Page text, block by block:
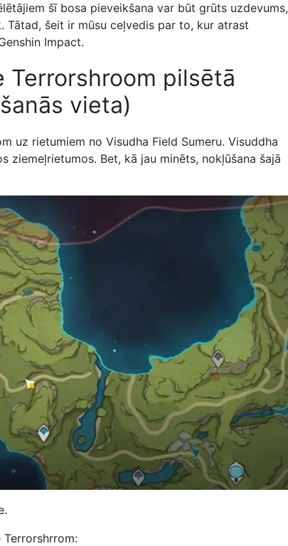
šī bosa pieveikšana var būt grūts uzdevums,
šeit ir mūsu ceļvedis par to, kur atrast
Impact.
Terrorshroom pilsētā
vieta)
uz rietumiem no Visudha Field Sumeru. Visuddha
ziemeļrietumos. Bet, kā jau minēts, nokļūšana šajā